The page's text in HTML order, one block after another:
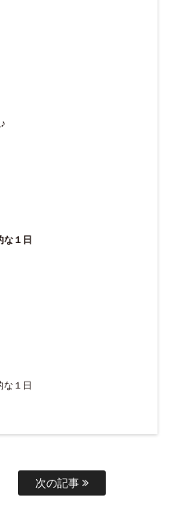
次の記事